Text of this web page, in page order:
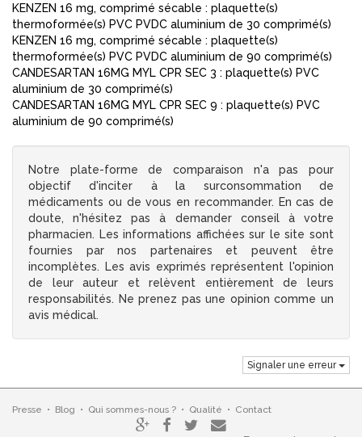
KENZEN 16 mg, comprimé sécable : plaquette(s)
thermoformée(s) PVC PVDC aluminium de 30 comprimé(s)
KENZEN 16 mg, comprimé sécable : plaquette(s)
thermoformée(s) PVC PVDC aluminium de 90 comprimé(s)
CANDESARTAN 16MG MYL CPR SEC 3 : plaquette(s) PVC
aluminium de 30 comprimé(s)
CANDESARTAN 16MG MYL CPR SEC 9 : plaquette(s) PVC
aluminium de 90 comprimé(s)
Notre plate-forme de comparaison n'a pas pour
objectif d'inciter à la surconsommation de
médicaments ou de vous en recommander. En cas de
doute, n'hésitez pas à demander conseil à votre
pharmacien. Les informations affichées sur le site sont
fournies par nos partenaires et peuvent être
incomplètes. Les avis exprimés représentent l'opinion
de leur auteur et relèvent entièrement de leurs
responsabilités. Ne prenez pas une opinion comme un
avis médical.
Signaler une erreur
Presse • Blog • Qui sommes-nous ? • Qualité • Contact